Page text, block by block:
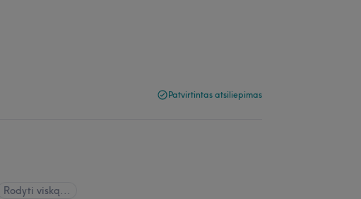
Patvirtintas atsiliepimas
Rodyti viską...